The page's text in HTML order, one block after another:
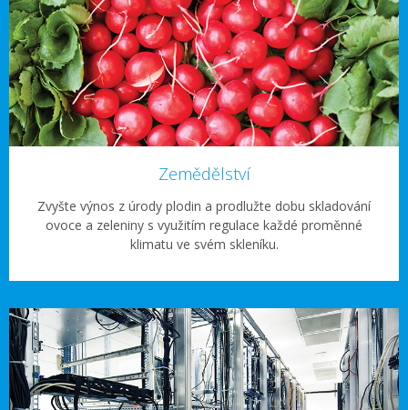
Zemědělství
Zvyšte výnos z úrody plodin a prodlužte dobu skladování
ovoce a zeleniny s využitím regulace každé proměnné
klimatu ve svém skleníku.